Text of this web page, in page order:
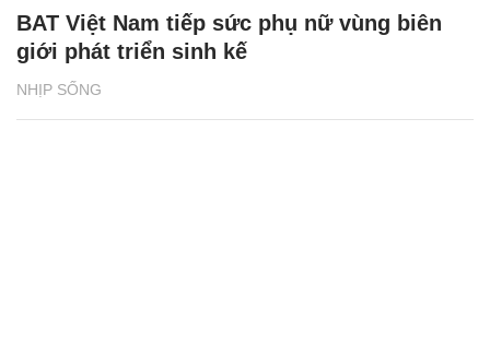
NHỊP SỐNG
BAT Việt Nam tiếp sức phụ nữ vùng biên
giới phát triển sinh kế